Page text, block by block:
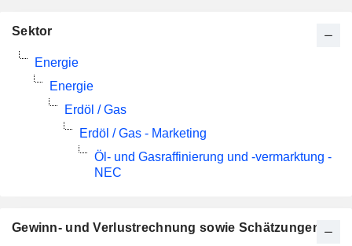
Sektor
Energie
Energie
Erdöl / Gas
Erdöl / Gas - Marketing
Öl- und Gasraffinierung und -vermarktung -
NEC
Gewinn- und Verlustrechnung sowie Schätzungen